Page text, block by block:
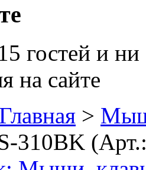
гостей и ни
на сайте
Главная >
310BK